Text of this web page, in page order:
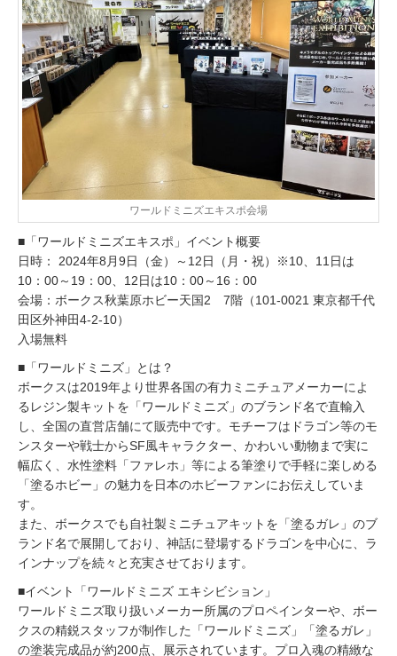
ワールドミニズエキスポ会場
■「ワールドミニズエキスポ」イベント概要
日時： 2024年8月9日（金）～12日（月・祝）※10、11日は
10：00～19：00、12日は10：00～16：00
会場：ボークス秋葉原ホビー天国2 7階（101-0021 東京都千代
田区外神田4-2-10）
入場無料
■「ワールドミニズ」とは？
ボークスは2019年より世界各国の有力ミニチュアメーカーによ
るレジン製キットを「ワールドミニズ」のブランド名で直輸入
し、全国の直営店舗にて販売中です。モチーフはドラゴン等のモ
ンスターや戦士からSF風キャラクター、かわいい動物まで実に
幅広く、水性塗料「ファレホ」等による筆塗りで手軽に楽しめる
「塗るホビー」の魅力を日本のホビーファンにお伝えしていま
す。
また、ボークスでも自社製ミニチュアキットを「塗るガレ」のブ
ランド名で展開しており、神話に登場するドラゴンを中心に、ラ
インナップを続々と充実させております。
■イベント「ワールドミニズ エキシビション」
ワールドミニズ取り扱いメーカー所属のプロペインターや、ボー
クスの精鋭スタッフが制作した「ワールドミニズ」「塗るガレ」
の塗装完成品が約200点、展示されています。プロ入魂の精緻な